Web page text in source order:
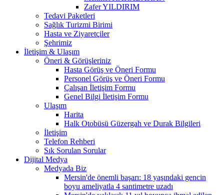
Zafer YILDIRIM
Tedavi Paketleri
Sağlık Turizmi Birimi
Hasta ve Ziyaretçiler
Şehrimiz
İletişim & Ulaşım
Öneri & Görüşleriniz
Hasta Görüş ve Öneri Formu
Personel Görüş ve Öneri Formu
Çalışan İletişim Formu
Genel Bilgi İletişim Formu
Ulaşım
Harita
Halk Otobüsü Güzergah ve Durak Bilgileri
İletişim
Telefon Rehberi
Sık Sorulan Sorular
Dijital Medya
Medyada Biz
Mersin'de önemli başarı: 18 yaşındaki gencin
boyu ameliyatla 4 santimetre uzadı